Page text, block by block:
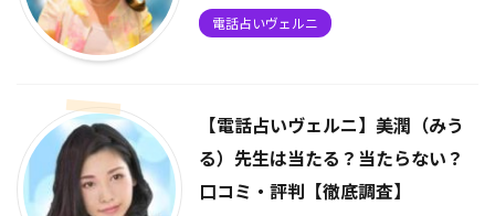
電話占いヴェルニ
【電話占いヴェルニ】美潤（みう
る）先生は当たる？当たらない？
口コミ・評判【徹底調査】